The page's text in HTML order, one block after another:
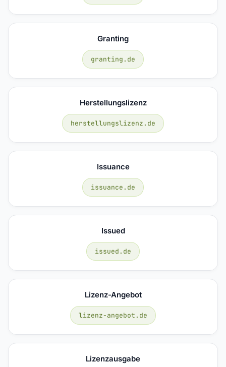
Granting
granting.de
Herstellungslizenz
herstellungslizenz.de
Issuance
issuance.de
Issued
issued.de
Lizenz-Angebot
lizenz-angebot.de
Lizenzausgabe